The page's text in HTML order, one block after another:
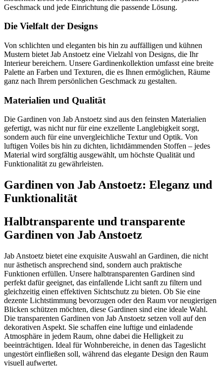
Geschmack und jede Einrichtung die passende Lösung.
Die Vielfalt der Designs
Von schlichten und eleganten bis hin zu auffälligen und kühnen
Mustern bietet Jab Anstoetz eine Vielzahl von Designs, die Ihr
Interieur bereichern. Unsere Gardinenkollektion umfasst eine breite
Palette an Farben und Texturen, die es Ihnen ermöglichen, Räume
ganz nach Ihrem persönlichen Geschmack zu gestalten.
Materialien und Qualität
Die Gardinen von Jab Anstoetz sind aus den feinsten Materialien
gefertigt, was nicht nur für eine exzellente Langlebigkeit sorgt,
sondern auch für eine unvergleichliche Textur und Optik. Von
luftigen Voiles bis hin zu dichten, lichtdämmenden Stoffen – jedes
Material wird sorgfältig ausgewählt, um höchste Qualität und
Funktionalität zu gewährleisten.
Gardinen von Jab Anstoetz: Eleganz und
Funktionalität
Halbtransparente und transparente
Gardinen von Jab Anstoetz
Jab Anstoetz bietet eine exquisite Auswahl an Gardinen, die nicht
nur ästhetisch ansprechend sind, sondern auch praktische
Funktionen erfüllen. Unsere halbtransparenten Gardinen sind
perfekt dafür geeignet, das einfallende Licht sanft zu filtern und
gleichzeitig einen effektiven Sichtschutz zu bieten. Ob Sie eine
dezente Lichtstimmung bevorzugen oder den Raum vor neugierigen
Blicken schützen möchten, diese Gardinen sind eine ideale Wahl.
Die transparenten Gardinen von Jab Anstoetz setzen voll auf den
dekorativen Aspekt. Sie schaffen eine luftige und einladende
Atmosphäre in jedem Raum, ohne dabei die Helligkeit zu
beeinträchtigen. Ideal für Wohnbereiche, in denen das Tageslicht
ungestört einfließen soll, während das elegante Design den Raum
visuell aufwertet.